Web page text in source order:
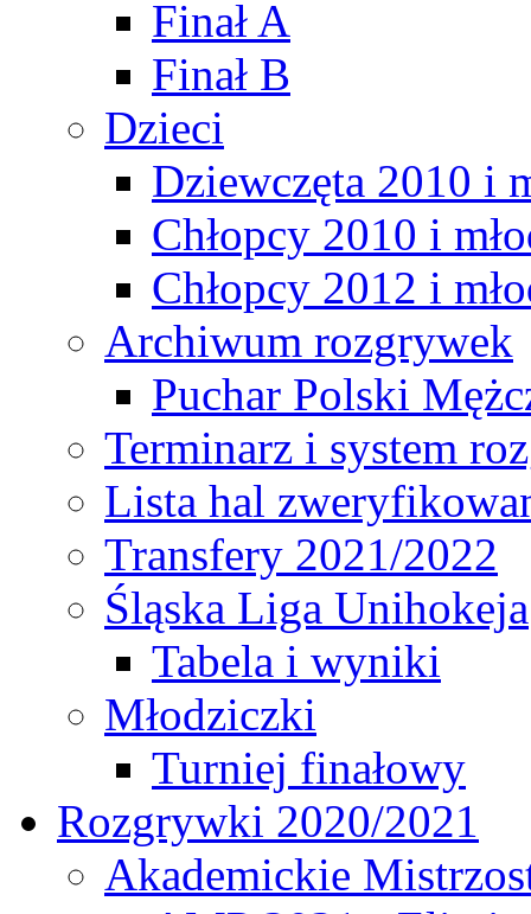
Finał A
Finał B
Dzieci
Dziewczęta 2010 i
Chłopcy 2010 i
Chłopcy 2012 i
Archiwum rozgrywek
Puchar Polski
Terminarz i system
Lista hal
Transfery 2021/2022
Śląska Liga Unihokeja
Tabela i wyniki
Młodziczki
Turniej finałowy
Rozgrywki 2020/2021
Akademickie